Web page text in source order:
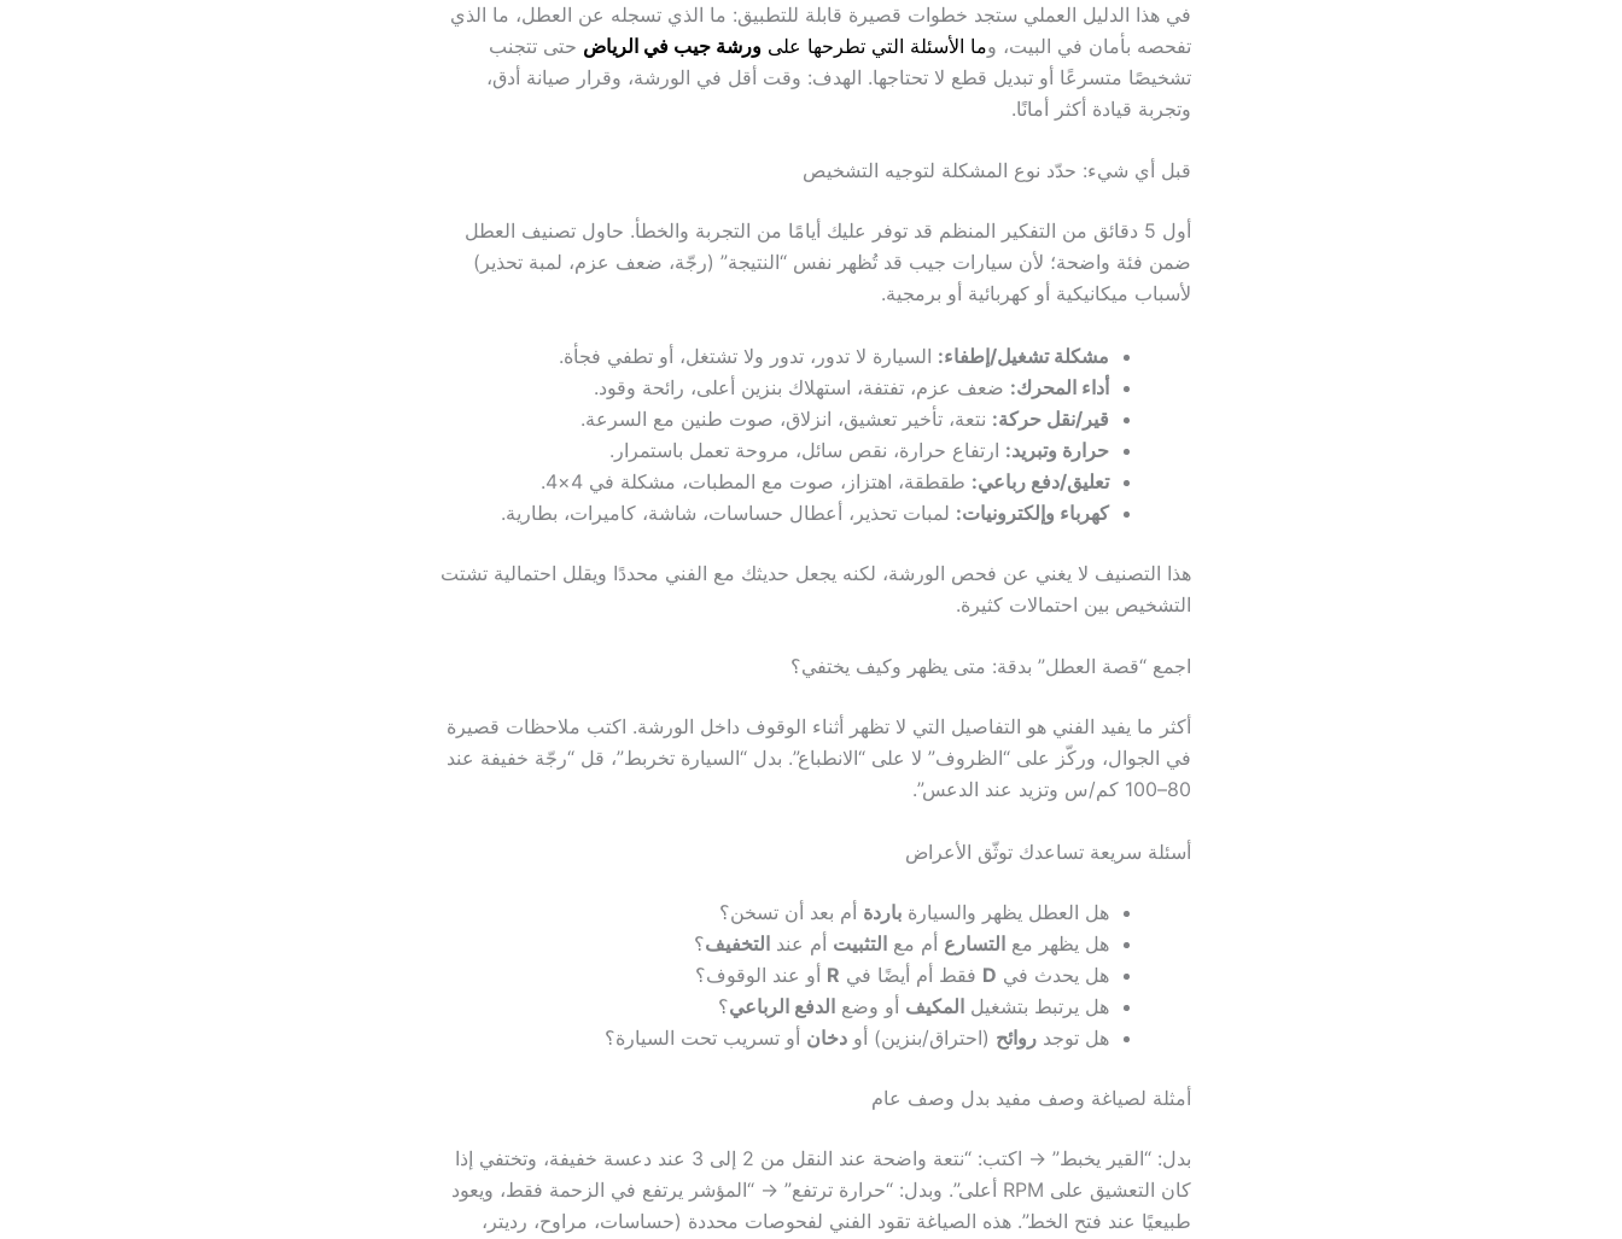
في هذا الدليل العملي ستجد خطوات قصيرة قابلة للتطبيق: ما الذي تسجله عن العطل، ما الذي
تفحصه بأمان في البيت، وما الأسئلة التي تطرحها على ورشة جيب في الرياض حتى تتجنب
تشخيصًا متسرعًا أو تبديل قطع لا تحتاجها. الهدف: وقت أقل في الورشة، وقرار صيانة أدق،
وتجربة قيادة أكثر أمانًا.
قبل أي شيء: حدّد نوع المشكلة لتوجيه التشخيص
أول 5 دقائق من التفكير المنظم قد توفر عليك أيامًا من التجربة والخطأ. حاول تصنيف العطل
ضمن فئة واضحة؛ لأن سيارات جيب قد تُظهر نفس “النتيجة” (رجّة، ضعف عزم، لمبة تحذير)
لأسباب ميكانيكية أو كهربائية أو برمجية.
مشكلة تشغيل/إطفاء: السيارة لا تدور، تدور ولا تشتغل، أو تطفي فجأة.
أداء المحرك: ضعف عزم، تفتفة، استهلاك بنزين أعلى، رائحة وقود.
قير/نقل حركة: نتعة، تأخير تعشيق، انزلاق، صوت طنين مع السرعة.
حرارة وتبريد: ارتفاع حرارة، نقص سائل، مروحة تعمل باستمرار.
تعليق/دفع رباعي: طقطقة، اهتزاز، صوت مع المطبات، مشكلة في 4×4.
كهرباء وإلكترونيات: لمبات تحذير، أعطال حساسات، شاشة، كاميرات، بطارية.
هذا التصنيف لا يغني عن فحص الورشة، لكنه يجعل حديثك مع الفني محددًا ويقلل احتمالية تشتت
التشخيص بين احتمالات كثيرة.
اجمع “قصة العطل” بدقة: متى يظهر وكيف يختفي؟
أكثر ما يفيد الفني هو التفاصيل التي لا تظهر أثناء الوقوف داخل الورشة. اكتب ملاحظات قصيرة
في الجوال، وركّز على “الظروف” لا على “الانطباع”. بدل “السيارة تخربط”، قل “رجّة خفيفة عند
80–100 كم/س وتزيد عند الدعس”.
أسئلة سريعة تساعدك توثّق الأعراض
هل العطل يظهر والسيارة باردة أم بعد أن تسخن؟
هل يظهر مع التسارع أم مع التثبيت أم عند التخفيف؟
هل يحدث في D فقط أم أيضًا في R أو عند الوقوف؟
هل يرتبط بتشغيل المكيف أو وضع الدفع الرباعي؟
هل توجد روائح (احتراق/بنزين) أو دخان أو تسريب تحت السيارة؟
أمثلة لصياغة وصف مفيد بدل وصف عام
بدل: “القير يخبط” → اكتب: “نتعة واضحة عند النقل من 2 إلى 3 عند دعسة خفيفة، وتختفي إذا
كان التعشيق على RPM أعلى”. وبدل: “حرارة ترتفع” → “المؤشر يرتفع في الزحمة فقط، ويعود
طبيعيًا عند فتح الخط”. هذه الصياغة تقود الفني لفحوصات محددة (حساسات، مراوح، رديتر،